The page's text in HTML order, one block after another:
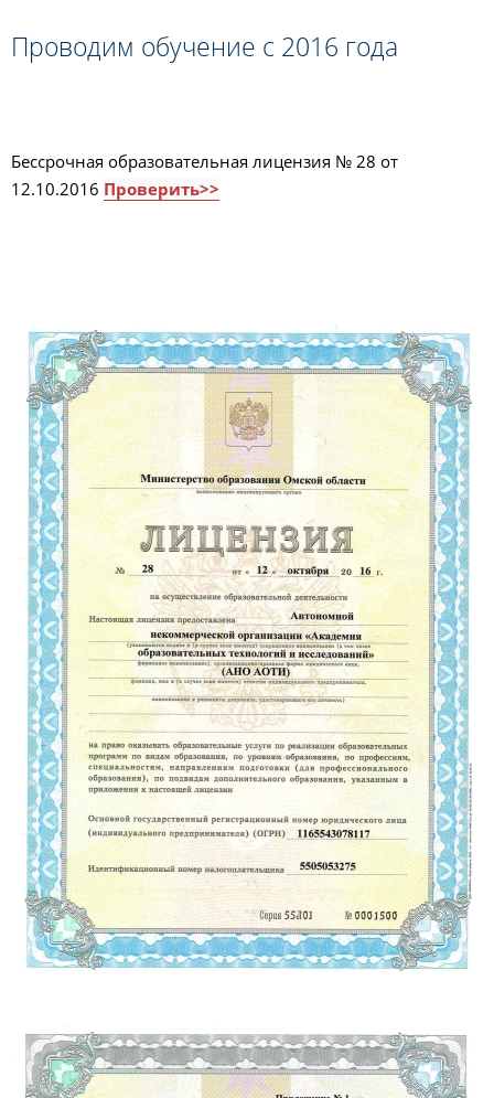
Проводим обучение с 2016 года
Бессрочная образовательная лицензия № 28 от
12.10.2016 Проверить>>